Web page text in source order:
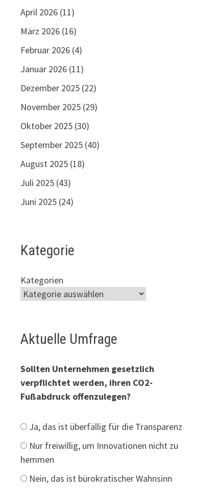
April 2026 (11)
März 2026 (16)
Februar 2026 (4)
Januar 2026 (11)
Dezember 2025 (22)
November 2025 (29)
Oktober 2025 (30)
September 2025 (40)
August 2025 (18)
Juli 2025 (43)
Juni 2025 (24)
Kategorie
Kategorien
Aktuelle Umfrage
Sollten Unternehmen gesetzlich
verpflichtet werden, ihren CO2-
Fußabdruck offenzulegen?
Ja, das ist überfällig für die Transparenz
Nur freiwillig, um Innovationen nicht zu
hemmen
Nein, das ist bürokratischer Wahnsinn